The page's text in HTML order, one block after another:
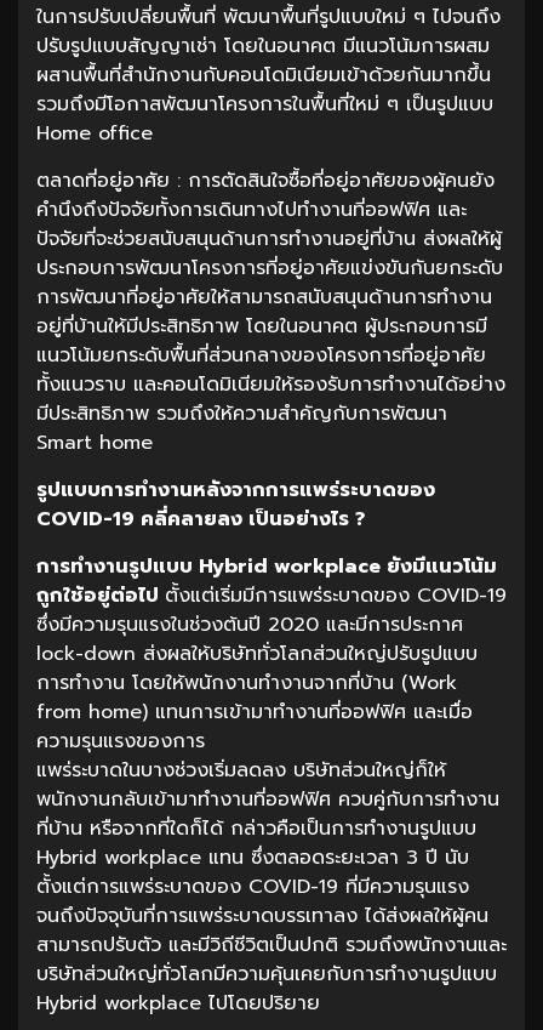
ในการปรับเปลี่ยนพื้นที่ พัฒนาพื้นที่รูปแบบใหม่ ๆ ไปจนถึง
ปรับรูปแบบสัญญาเช่า โดยในอนาคต มีแนวโน้มการผสม
ผสานพื้นที่สำนักงานกับคอนโดมิเนียมเข้าด้วยกันมากขึ้น
รวมถึงมีโอกาสพัฒนาโครงการในพื้นที่ใหม่ ๆ เป็นรูปแบบ
Home office
ตลาดที่อยู่อาศัย : การตัดสินใจซื้อที่อยู่อาศัยของผู้คนยัง
คำนึงถึงปัจจัยทั้งการเดินทางไปทำงานที่ออฟฟิศ และ
ปัจจัยที่จะช่วยสนับสนุนด้านการทำงานอยู่ที่บ้าน ส่งผลให้ผู้
ประกอบการพัฒนาโครงการที่อยู่อาศัยแข่งขันกันยกระดับ
การพัฒนาที่อยู่อาศัยให้สามารถสนับสนุนด้านการทำงาน
อยู่ที่บ้านให้มีประสิทธิภาพ โดยในอนาคต ผู้ประกอบการมี
แนวโน้มยกระดับพื้นที่ส่วนกลางของโครงการที่อยู่อาศัย
ทั้งแนวราบ และคอนโดมิเนียมให้รองรับการทำงานได้อย่าง
มีประสิทธิภาพ รวมถึงให้ความสำคัญกับการพัฒนา
Smart home
รูปแบบการทำงานหลังจากการแพร่ระบาดของ
COVID-19 คลี่คลายลง เป็นอย่างไร ?
การทำงานรูปแบบ Hybrid workplace ยังมีแนวโน้ม
ถูกใช้อยู่ต่อไป ตั้งแต่เริ่มมีการแพร่ระบาดของ COVID-19
ซึ่งมีความรุนแรงในช่วงต้นปี 2020 และมีการประกาศ
lock-down ส่งผลให้บริษัททั่วโลกส่วนใหญ่ปรับรูปแบบ
การทำงาน โดยให้พนักงานทำงานจากที่บ้าน (Work
from home) แทนการเข้ามาทำงานที่ออฟฟิศ และเมื่อ
ความรุนแรงของการ
แพร่ระบาดในบางช่วงเริ่มลดลง บริษัทส่วนใหญ่ก็ให้
พนักงานกลับเข้ามาทำงานที่ออฟฟิศ ควบคู่กับการทำงาน
ที่บ้าน หรือจากที่ใดก็ได้ กล่าวคือเป็นการทำงานรูปแบบ
Hybrid workplace แทน ซึ่งตลอดระยะเวลา 3 ปี นับ
ตั้งแต่การแพร่ระบาดของ COVID-19 ที่มีความรุนแรง
จนถึงปัจจุบันที่การแพร่ระบาดบรรเทาลง ได้ส่งผลให้ผู้คน
สามารถปรับตัว และมีวิถีชีวิตเป็นปกติ รวมถึงพนักงานและ
บริษัทส่วนใหญ่ทั่วโลกมีความคุ้นเคยกับการทำงานรูปแบบ
Hybrid workplace ไปโดยปริยาย